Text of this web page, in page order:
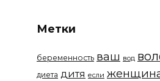
Метки
беременность ваш вод
диета дитя если